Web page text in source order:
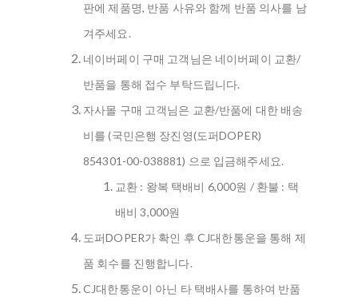
판에 제품명, 반품 사유와 함께 반품 의사를 남
겨주세요.
네이버페이 구매 고객님은 네이버페이 교환/
반품을 통해 접수 부탁드립니다.
자사몰 구매 고객님은 교환/반품에 대한 배송
비를 (국민은행 장진영(도퍼DOPER)
854301-00-038881) 으로 입금해주세요.
교환 : 왕복 택배비 6,000원 / 환불 : 택
배비 3,000원
도퍼DOPER가 확인 후 CJ대한통운을 통해 제
품 회수를 진행합니다.
CJ대한통운이 아닌 타 택배사를 통하여 반품